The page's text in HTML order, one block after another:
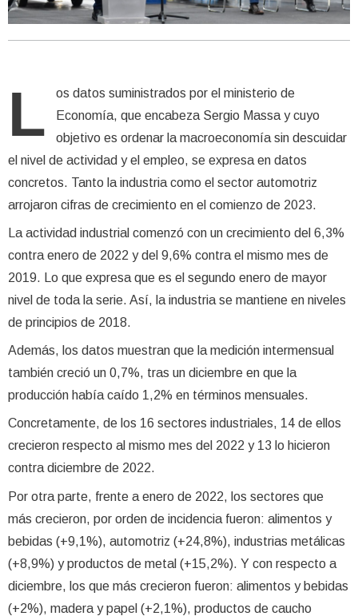
L
os datos suministrados por el ministerio de
Economía, que encabeza Sergio Massa y cuyo
objetivo es ordenar la macroeconomía sin descuidar
el nivel de actividad y el empleo, se expresa en datos
concretos. Tanto la industria como el sector automotriz
arrojaron cifras de crecimiento en el comienzo de 2023.
La actividad industrial comenzó con un crecimiento del 6,3%
contra enero de 2022 y del 9,6% contra el mismo mes de
2019. Lo que expresa que es el segundo enero de mayor
nivel de toda la serie. Así, la industria se mantiene en niveles
de principios de 2018.
Además, los datos muestran que la medición intermensual
también creció un 0,7%, tras un diciembre en que la
producción había caído 1,2% en términos mensuales.
Concretamente, de los 16 sectores industriales, 14 de ellos
crecieron respecto al mismo mes del 2022 y 13 lo hicieron
contra diciembre de 2022.
Por otra parte, frente a enero de 2022, los sectores que
más crecieron, por orden de incidencia fueron: alimentos y
bebidas (+9,1%), automotriz (+24,8%), industrias metálicas
(+8,9%) y productos de metal (+15,2%). Y con respecto a
diciembre, los que más crecieron fueron: alimentos y bebidas
(+2%), madera y papel (+2,1%), productos de caucho